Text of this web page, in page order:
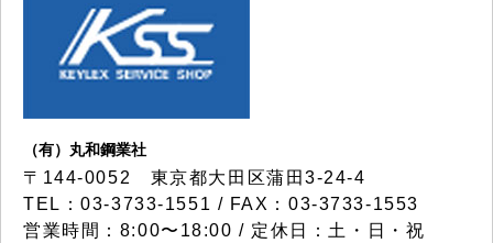
（有）丸和鋼業社
〒144-0052 東京都大田区蒲田3-24-4
TEL：03-3733-1551 / FAX：03-3733-1553
営業時間：8:00〜18:00 / 定休日：土・日・祝